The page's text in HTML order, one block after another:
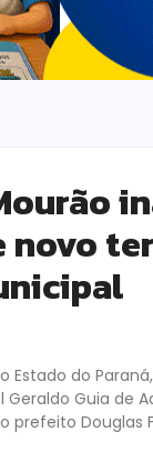
novo
Estado do
Guia de
prefeito Douglas